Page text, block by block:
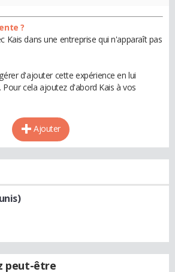
?
Kais dans une entreprise qui n'apparaît pas
d'ajouter cette expérience en lui
cela ajoutez d'abord Kais à vos
Ajouter
peut-être